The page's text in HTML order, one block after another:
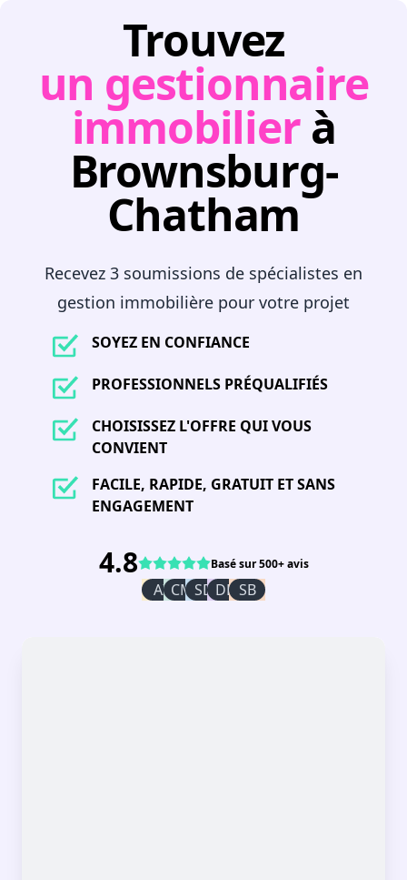
Trouvez
un gestionnaire
immobilier à
Brownsburg-
Chatham
Recevez 3 soumissions de spécialistes en
gestion immobilière pour votre projet
SOYEZ EN CONFIANCE
PROFESSIONNELS PRÉQUALIFIÉS
CHOISISSEZ L'OFFRE QUI VOUS
CONVIENT
FACILE, RAPIDE, GRATUIT ET SANS
ENGAGEMENT
4.8 Basé sur 500+ avis
AI CM SD DR SB